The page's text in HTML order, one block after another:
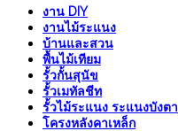
งาน DIY
งานไม้ระแนง
บ้านและสวน
พื้นไม้เทียม
รั้วกั้นสุนัข
รั้วเมทัลชีท
รั้วไม้ระแนง ระแนงบังตา
โครงหลังคาเหล็ก